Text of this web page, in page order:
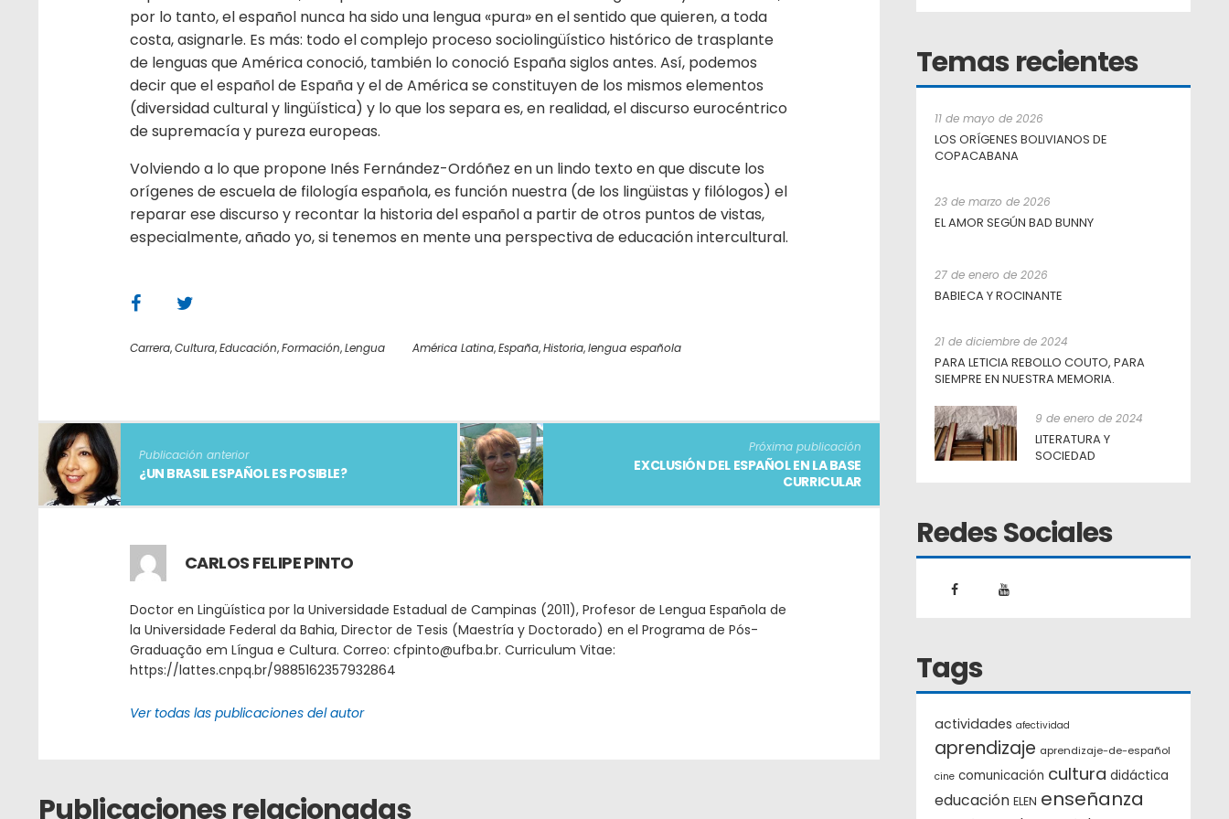
por lo tanto, el español nunca ha sido una lengua «pura» en el sentido que quieren, a toda
costa, asignarle. Es más: todo el complejo proceso sociolingüístico histórico de trasplante
de lenguas que América conoció, también lo conoció España siglos antes. Así, podemos
decir que el español de España y el de América se constituyen de los mismos elementos
(diversidad cultural y lingüística) y lo que los separa es, en realidad, el discurso eurocéntrico
de supremacía y pureza europeas.
Volviendo a lo que propone Inés Fernández-Ordóñez en un lindo texto en que discute los
orígenes de escuela de filología española, es función nuestra (de los lingüistas y filólogos) el
reparar ese discurso y recontar la historia del español a partir de otros puntos de vistas,
especialmente, añado yo, si tenemos en mente una perspectiva de educación intercultural.
Carrera,Cultura,Educación,Formación,Lengua América Latina,España,Historia,lengua española
Publicación anterior
¿UN BRASIL ESPAÑOL ES POSIBLE?
Próxima publicación
EXCLUSIÓN DEL ESPAÑOL EN LA BASE
CURRICULAR
CARLOS FELIPE PINTO
Doctor en Lingüística por la Universidade Estadual de Campinas (2011), Profesor de Lengua Española de
la Universidade Federal da Bahia, Director de Tesis (Maestría y Doctorado) en el Programa de Pós-
Graduação em Língua e Cultura. Correo: cfpinto@ufba.br. Curriculum Vitae:
https://lattes.cnpq.br/9885162357932864
Ver todas las publicaciones del autor
Publicaciones relacionadas
Temas recientes
11 de mayo de 2026
LOS ORÍGENES BOLIVIANOS DE
COPACABANA
23 de marzo de 2026
EL AMOR SEGÚN BAD BUNNY
27 de enero de 2026
BABIECA Y ROCINANTE
21 de diciembre de 2024
PARA LETICIA REBOLLO COUTO, PARA
SIEMPRE EN NUESTRA MEMORIA.
9 de enero de 2024
LITERATURA Y
SOCIEDAD
Redes Sociales
Tags
actividades afectividad
aprendizaje aprendizaje-de-español
cine comunicación cultura didáctica
educación ELEN enseñanza